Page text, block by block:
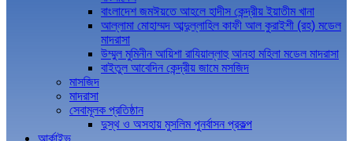
বাংলাদেশ জমঈয়তে আহলে হাদীস কেন্দ্রীয় ইয়াতীম খানা
আল্লামা মোহাম্মদ আব্দুল্লাহিল কাফী আল কুরাইশী (রহ) মডেল
মাদরাসা
উম্মুল মুমিনীন আয়িশা রাযিয়াল্লাহু আনহা মহিলা মডেল মাদরাসা
বাইতুল আবেদিন কেন্দ্রীয় জামে মসজিদ
মাসজিদ
মাদরাসা
সেবামূলক প্রতিষ্ঠান
দুস্থ ও অসহায় মুসলিম পুনর্বাসন প্রকল্প
আর্কাইভ